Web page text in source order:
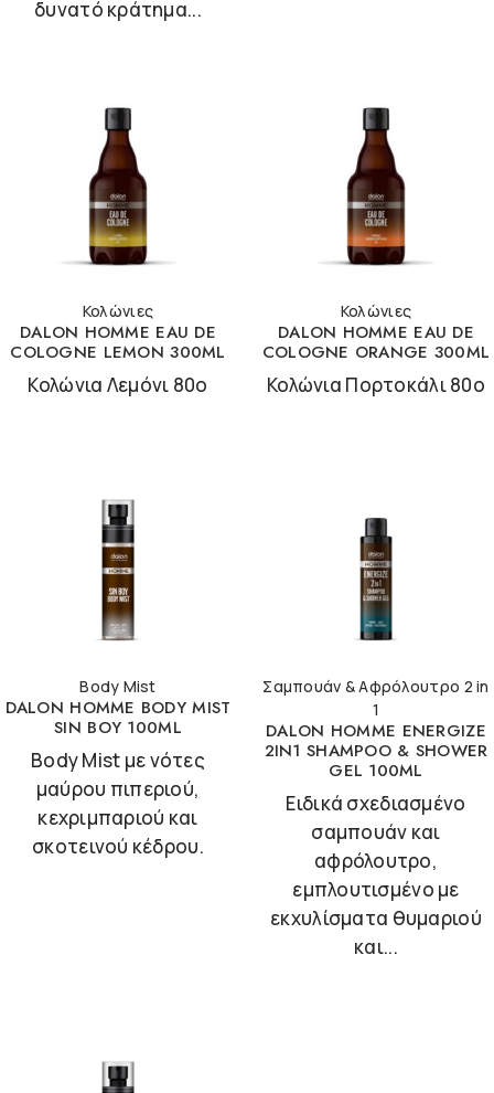
δυνατό κράτημα...
Κολώνιες
DALON HOMME EAU DE
COLOGNE LEMON 300ML
Κολώνια Λεμόνι 80ο
Κολώνιες
DALON HOMME EAU DE
COLOGNE ORANGE 300ML
Κολώνια Πορτοκάλι 80ο
Body Mist
DALON HOMME BODY MIST
SIN BOY 100ML
Body Mist με νότες
μαύρου πιπεριού,
κεχριμπαριού και
σκοτεινού κέδρου.
Σαμπουάν & Αφρόλουτρο 2 in
1
DALON HOMME ENERGIZE
2IN1 SHAMPOO & SHOWER
GEL 100ML
Ειδικά σχεδιασμένο
σαμπουάν και
αφρόλουτρο,
εμπλουτισμένο με
εκχυλίσματα θυμαριού
και...